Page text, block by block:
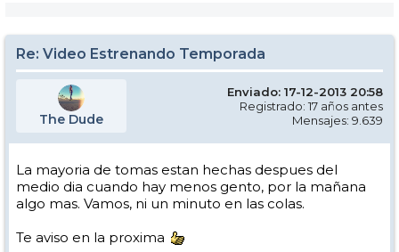
Todavia me dura el regusto
Re: Video Estrenando Temporada
The Dude
Enviado: 17-12-2013 20:58
Registrado: 17 años antes
Mensajes: 9.639
La mayoria de tomas estan hechas despues del
medio dia cuando hay menos gento, por la mañana
algo mas. Vamos, ni un minuto en las colas.
Te aviso en la proxima